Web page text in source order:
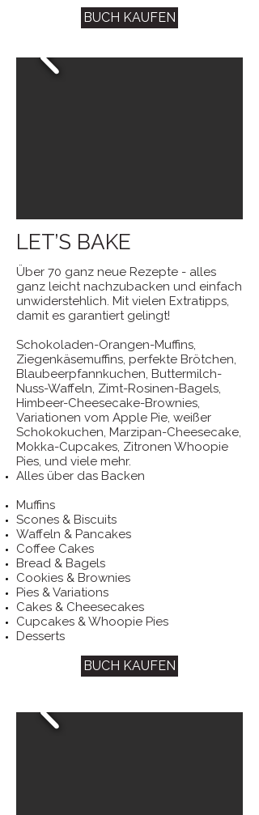
BUCH KAUFEN
LET’S BAKE
Über 70 ganz neue Rezepte - alles
ganz leicht nachzubacken und einfach
unwiderstehlich. Mit vielen Extratipps,
damit es garantiert gelingt!
Schokoladen-Orangen-Muffins,
Ziegenkäsemuffins, perfekte Brötchen,
Blaubeerpfannkuchen, Buttermilch-
Nuss-Waffeln, Zimt-Rosinen-Bagels,
Himbeer-Cheesecake-Brownies,
Variationen vom Apple Pie, weißer
Schokokuchen, Marzipan-Cheesecake,
Mokka-Cupcakes, Zitronen Whoopie
Pies, und viele mehr.
Alles über das Backen
Muffins
Scones & Biscuits
Waffeln & Pancakes
Coffee Cakes
Bread & Bagels
Cookies & Brownies
Pies & Variations
Cakes & Cheesecakes
Cupcakes & Whoopie Pies
Desserts
BUCH KAUFEN